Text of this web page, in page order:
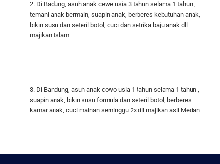
2. Di Badung, asuh anak cewe usia 3 tahun selama 1 tahun ,
temani anak bermain, suapin anak, berberes kebutuhan anak,
bikin susu dan seteril botol, cuci dan setrika baju anak dll
majikan Islam
3. Di Bandung, asuh anak cowo usia 1 tahun selama 1 tahun ,
suapin anak, bikin susu formula dan seteril botol, berberes
kamar anak, cuci mainan seminggu 2x dll majikan asli Medan